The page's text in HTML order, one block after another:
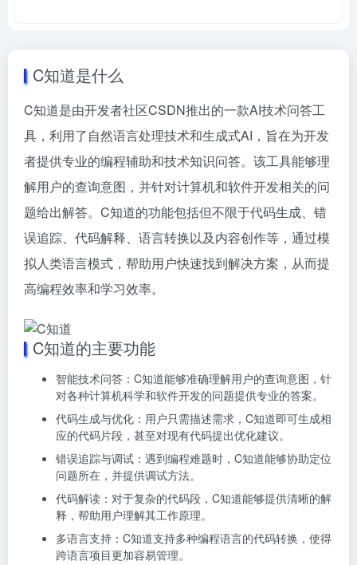
C知道是什么
C知道是由开发者社区CSDN推出的一款AI技术问答工
具，利用了自然语言处理技术和生成式AI，旨在为开发
者提供专业的编程辅助和技术知识问答。该工具能够理
解用户的查询意图，并针对计算机和软件开发相关的问
题给出解答。C知道的功能包括但不限于代码生成、错
误追踪、代码解释、语言转换以及内容创作等，通过模
拟人类语言模式，帮助用户快速找到解决方案，从而提
高编程效率和学习效率。
C知道的主要功能
智能技术问答：C知道能够准确理解用户的查询意图，针
对各种计算机科学和软件开发的问题提供专业的答案。
代码生成与优化：用户只需描述需求，C知道即可生成相
应的代码片段，甚至对现有代码提出优化建议。
错误追踪与调试：遇到编程难题时，C知道能够协助定位
问题所在，并提供调试方法。
代码解读：对于复杂的代码段，C知道能够提供清晰的解
释，帮助用户理解其工作原理。
多语言支持：C知道支持多种编程语言的代码转换，使得
跨语言项目更加容易管理。